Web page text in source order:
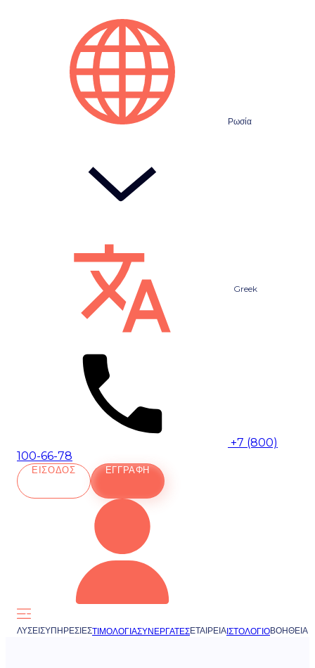
Ρωσία
Greek
+7 (800)
100-66-78
ΕΊΣΟΔΟΣ ΕΓΓΡΑΦΉ
ΛΎΣΕΙΣΥΠΗΡΕΣΊΕΣΤΙΜΟΛΌΓΙΑΣΥΝΕΡΓΆΤΕΣΕΤΑΙΡΕΊΑΙΣΤΟΛΌΓΙΟΒΟΉΘΕΙΑ